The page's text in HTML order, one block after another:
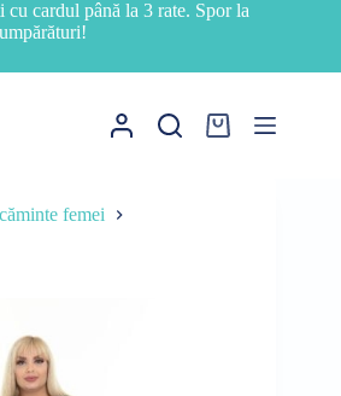
cardul până la 3 rate. Spor la
Coș
femei